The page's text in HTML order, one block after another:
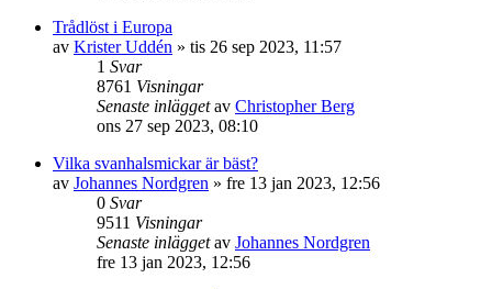
Trådlöst i Europa
av Krister Uddén » tis 26 sep 2023, 11:57
1 Svar
8761 Visningar
Senaste inläggetav Christopher Berg
ons 27 sep 2023, 08:10
Vilka svanhalsmickar är bäst?
av Johannes Nordgren » fre 13 jan 2023, 12:56
0 Svar
9511 Visningar
Senaste inläggetav Johannes Nordgren
fre 13 jan 2023, 12:56